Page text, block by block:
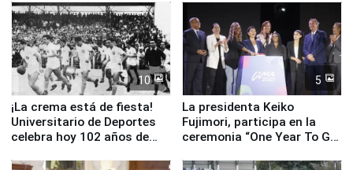
equipamiento para
Serenazgo
10
¡La crema está de fiesta!
Universitario de Deportes
celebra hoy 102 años de
5
La presidenta Keiko
Fujimori, participa en la
ceremonia “One Year To Go